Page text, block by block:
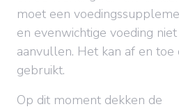
moet een
en evenwichtige voeding
aanvullen. Het kan af en
gebruikt.
Op dit moment dekken de